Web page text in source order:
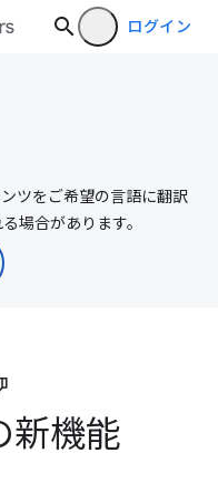
ログイン
ツをご希望の言語に翻訳
場合があります。
新機能